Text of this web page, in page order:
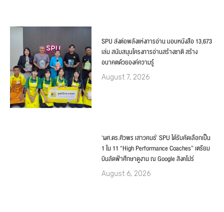
SPU ส่งต่อพลังแห่งการอ่าน มอบหนังสือ 13,673
เล่ม สนับสนุนโครงการอ่านสร้างชาติ สร้าง
อนาคตด้วยองค์ความรู้
August 7, 2026
‘ผศ.ดร.ศิวพร เสาวคนธ์’ SPU ได้รับคัดเลือกเป็น
1 ใน 11 “High Performance Coaches” เตรียม
บินลัดฟ้าศึกษาดูงาน ณ Google สิงคโปร์
August 6, 2026